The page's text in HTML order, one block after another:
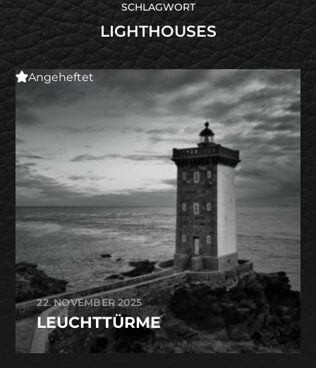
SCHLAGWORT
LIGHTHOUSES
Angeheftet
22. NOVEMBER 2025
LEUCHTTÜRME